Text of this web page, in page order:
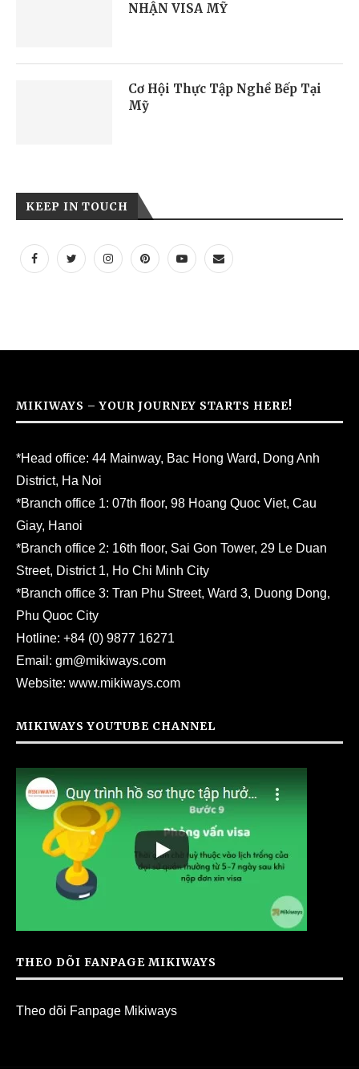
NHẬN VISA MỸ
Cơ Hội Thực Tập Nghề Bếp Tại
Mỹ
KEEP IN TOUCH
MIKIWAYS – YOUR JOURNEY STARTS HERE!
*Head office: 44 Mainway, Bac Hong Ward, Dong Anh
District, Ha Noi
*Branch office 1: 07th floor, 98 Hoang Quoc Viet, Cau
Giay, Hanoi
*Branch office 2: 16th floor, Sai Gon Tower, 29 Le Duan
Street, District 1, Ho Chi Minh City
*Branch office 3: Tran Phu Street, Ward 3, Duong Dong,
Phu Quoc City
Hotline: +84 (0) 9877 16271
Email: gm@mikiways.com
Website: www.mikiways.com
MIKIWAYS YOUTUBE CHANNEL
THEO DÕI FANPAGE MIKIWAYS
Theo dõi Fanpage Mikiways